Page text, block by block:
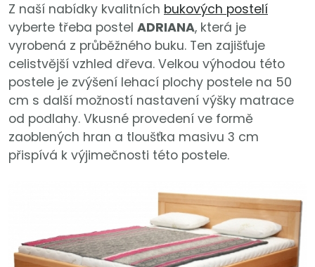
Z naší nabídky kvalitních bukových postelí
vyberte třeba postel ADRIANA, která je
vyrobená z průběžného buku. Ten zajišťuje
celistvější vzhled dřeva. Velkou výhodou této
postele je zvýšení lehací plochy postele na 50
cm s další možností nastavení výšky matrace
od podlahy. Vkusné provedení ve formě
zaoblených hran a tloušťka masivu 3 cm
přispívá k výjimečnosti této postele.